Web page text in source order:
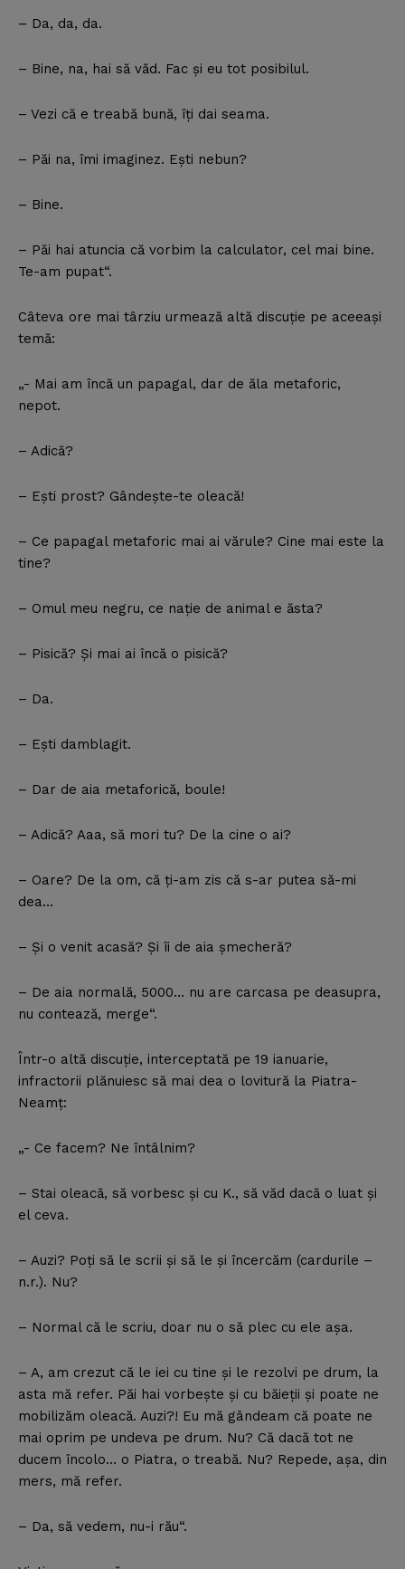
– Da, da, da.
– Bine, na, hai să văd. Fac şi eu tot posibilul.
– Vezi că e treabă bună, îţi dai seama.
– Păi na, îmi imaginez. Eşti nebun?
– Bine.
– Păi hai atuncia că vorbim la calculator, cel mai bine.
Te-am pupat“.
Câteva ore mai târziu urmează altă discuţie pe aceeaşi
temă:
„- Mai am încă un papagal, dar de ăla metaforic,
nepot.
– Adică?
– Eşti prost? Gândeşte-te oleacă!
– Ce papagal metaforic mai ai vărule? Cine mai este la
tine?
– Omul meu negru, ce naţie de animal e ăsta?
– Pisică? Şi mai ai încă o pisică?
– Da.
– Eşti damblagit.
– Dar de aia metaforică, boule!
– Adică? Aaa, să mori tu? De la cine o ai?
– Oare? De la om, că ţi-am zis că s-ar putea să-mi
dea…
– Şi o venit acasă? Şi îi de aia şmecheră?
– De aia normală, 5000… nu are carcasa pe deasupra,
nu contează, merge“.
Într-o altă discuţie, interceptată pe 19 ianuarie,
infractorii plănuiesc să mai dea o lovitură la Piatra-
Neamţ:
„- Ce facem? Ne întâlnim?
– Stai oleacă, să vorbesc şi cu K., să văd dacă o luat şi
el ceva.
– Auzi? Poţi să le scrii şi să le şi încercăm (cardurile –
n.r.). Nu?
– Normal că le scriu, doar nu o să plec cu ele aşa.
– A, am crezut că le iei cu tine şi le rezolvi pe drum, la
asta mă refer. Păi hai vorbeşte şi cu băieţii şi poate ne
mobilizăm oleacă. Auzi?! Eu mă gândeam că poate ne
mai oprim pe undeva pe drum. Nu? Că dacă tot ne
ducem încolo… o Piatra, o treabă. Nu? Repede, aşa, din
mers, mă refer.
– Da, să vedem, nu-i rău“.